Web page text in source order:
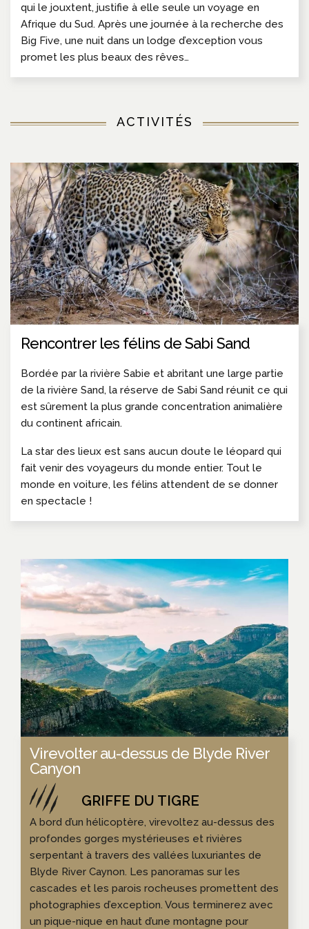
qui le jouxtent, justifie à elle seule un voyage en
Afrique du Sud. Après une journée à la recherche des
Big Five, une nuit dans un lodge d’exception vous
promet les plus beaux des rêves…
ACTIVITÉS
Rencontrer les félins de Sabi Sand
Bordée par la rivière Sabie et abritant une large partie
de la rivière Sand, la réserve de Sabi Sand réunit ce qui
est sûrement la plus grande concentration animalière
du continent africain.
La star des lieux est sans aucun doute le léopard qui
fait venir des voyageurs du monde entier. Tout le
monde en voiture, les félins attendent de se donner
en spectacle !
Virevolter au-dessus de Blyde River
Canyon
A bord d’un hélicoptère, virevoltez au-dessus des
profondes gorges mystérieuses et rivières
serpentant à travers des vallées luxuriantes de
Blyde River Caynon. Les panoramas sur les
cascades et les parois rocheuses promettent des
photographies d’exception. Vous terminerez avec
un pique-nique en haut d’une montagne pour